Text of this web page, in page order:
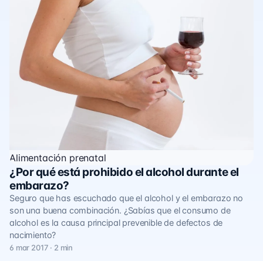
Alimentación prenatal
¿Por qué está prohibido el alcohol durante el
embarazo?
Seguro que has escuchado que el alcohol y el embarazo no
son una buena combinación. ¿Sabías que el consumo de
alcohol es la causa principal prevenible de defectos de
nacimiento?
6 mar 2017 · 2 min